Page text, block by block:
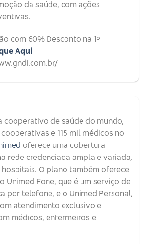
da saúde, com ações
com 60% Desconto na 1º
Aqui
cooperativo de saúde do mundo,
e 115 mil médicos no
oferece uma cobertura
rede credenciada ampla e variada,
O plano também oferece
Unimed Fone, que é um serviço de
por telefone, e o Unimed Personal,
atendimento exclusivo e
médicos, enfermeiros e